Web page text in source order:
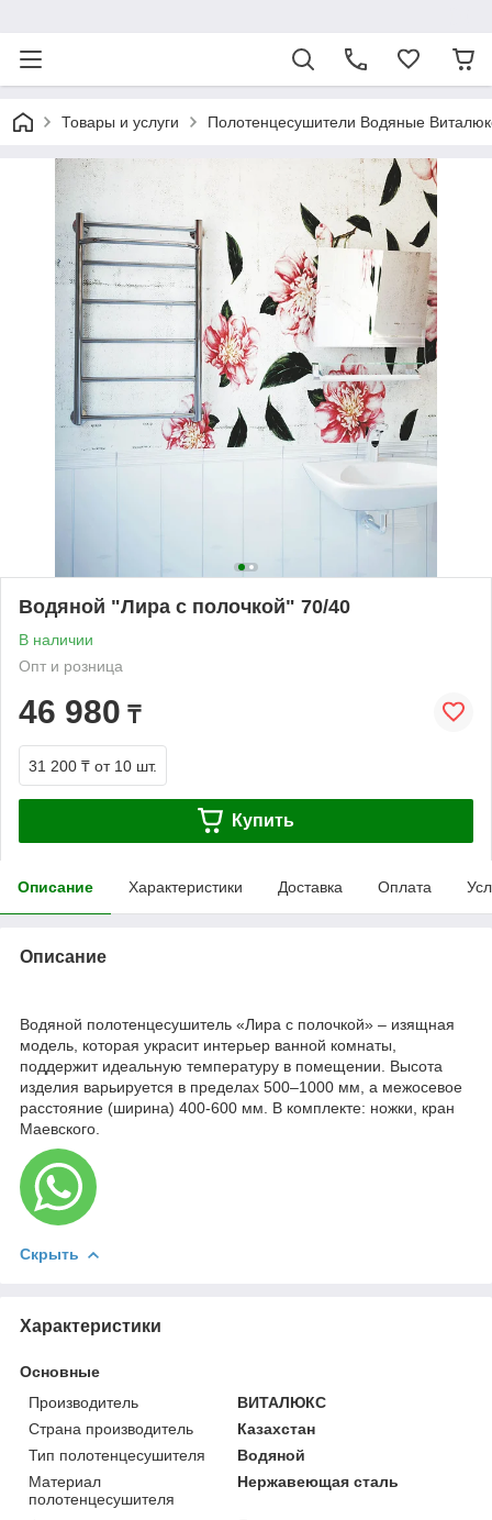
Товары и услуги Полотенцесушители Водяные
Водяной "Лира с полочкой" 70/40
В наличии
Опт и розница
46 980 ₸
31 200 ₸ от 10 шт.
Купить
Описание Характеристики Доставка Оплата
Описание
Водяной полотенцесушитель «Лира с полочкой» – изящная
модель, которая украсит интерьер ванной комнаты,
поддержит идеальную температуру в помещении. Высота
изделия варьируется в пределах 500–1000 мм, а межосевое
расстояние (ширина) 400-600 мм. В комплекте: ножки, кран
Маевского.
Скрыть
Характеристики
Основные
Производитель
ВИТАЛЮКС
Страна производитель
Казахстан
Тип полотенцесушителя
Водяной
Материал
полотенцесушителя
Нержавеющая сталь